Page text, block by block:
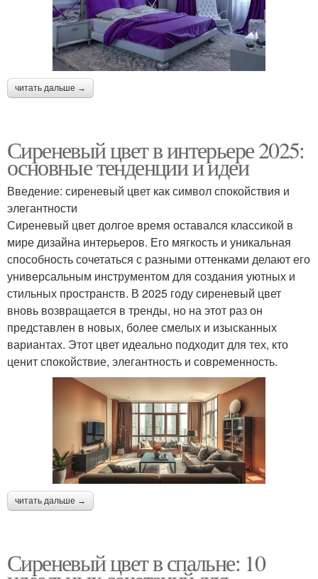
читать дальше →
Сиреневый цвет в интерьере 2025:
основные тенденции и идеи
Введение: сиреневый цвет как символ спокойствия и
элегантности
Сиреневый цвет долгое время оставался классикой в
мире дизайна интерьеров. Его мягкость и уникальная
способность сочетаться с разными оттенками делают его
универсальным инструментом для создания уютных и
стильных пространств. В 2025 году сиреневый цвет
вновь возвращается в тренды, но на этот раз он
представлен в новых, более смелых и изысканных
вариантах. Этот цвет идеально подходит для тех, кто
ценит спокойствие, элегантность и современность.
читать дальше →
Сиреневый цвет в спальне: 10